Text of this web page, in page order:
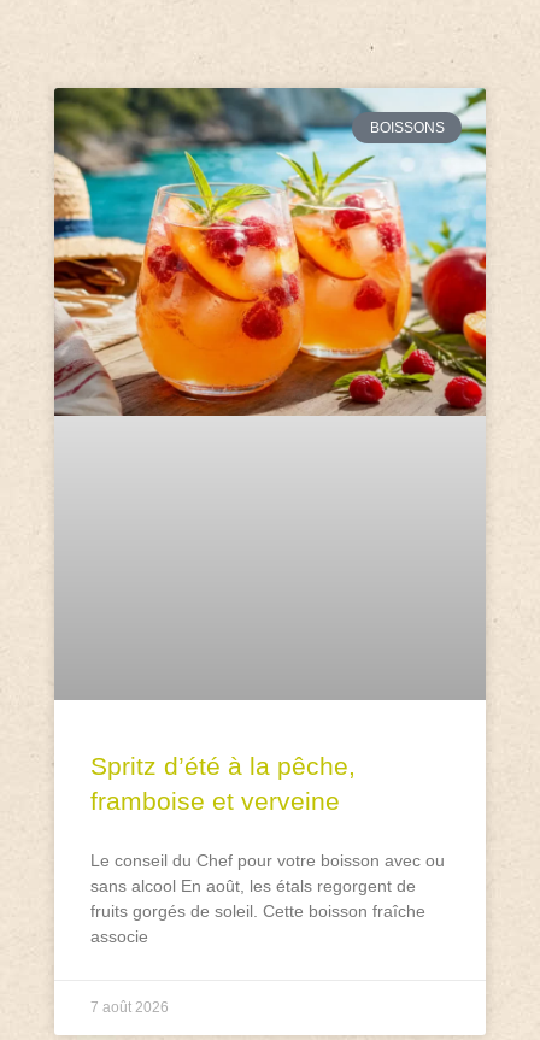
BOISSONS
Spritz d’été à la pêche,
framboise et verveine
Le conseil du Chef pour votre boisson avec ou
sans alcool En août, les étals regorgent de
fruits gorgés de soleil. Cette boisson fraîche
associe
7 août 2026